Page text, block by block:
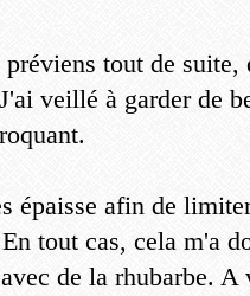
tout de suite,
veillé à garder de
épaisse afin de
tout cas, cela m'a
de la rhubarbe.